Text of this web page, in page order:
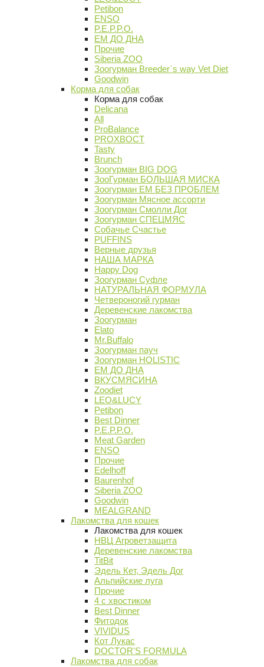
Petibon
ENSO
P.E.P.P.O.
ЕМ ДО ДНА
Прочие
Siberia ZOO
Зоогурман Breeder`s way Vet Diet
Goodwin
Корма для собак
Корма для собак
Delicana
All
ProBalance
PROХВОСТ
Tasty
Brunch
Зоогурман BIG DOG
ЗооГурман БОЛЬШАЯ МИСКА
Зоогурман ЕМ БЕЗ ПРОБЛЕМ
Зоогурман Мясное ассорти
Зоогурман Смолли Дог
Зоогурман СПЕЦМЯС
Собачье Счастье
PUFFINS
Верные друзья
НАША МАРКА
Happy Dog
Зоогурман Суфле
НАТУРАЛЬНАЯ ФОРМУЛА
Четвероногий гурман
Деревенские лакомства
Зоогурман
Elato
Mr.Buffalo
Зоогурман пауч
Зоогурман HOLISTIC
ЕМ ДО ДНА
ВКУСМЯСИНА
Zoodiet
LEO&LUCY
Petibon
Best Dinner
P.E.P.P.O.
Meat Garden
ENSO
Прочие
Edelhoff
Baurenhof
Siberia ZOO
Goodwin
MEALGRAND
Лакомства для кошек
Лакомства для кошек
НВЦ Агроветзащита
Деревенские лакомства
TitBit
Эдель Кет, Эдель Дог
Альпийские луга
Прочие
4 с хвостиком
Best Dinner
Фитодок
VIVIDUS
Кот Лукас
DOCTOR'S FORMULA
Лакомства для собак